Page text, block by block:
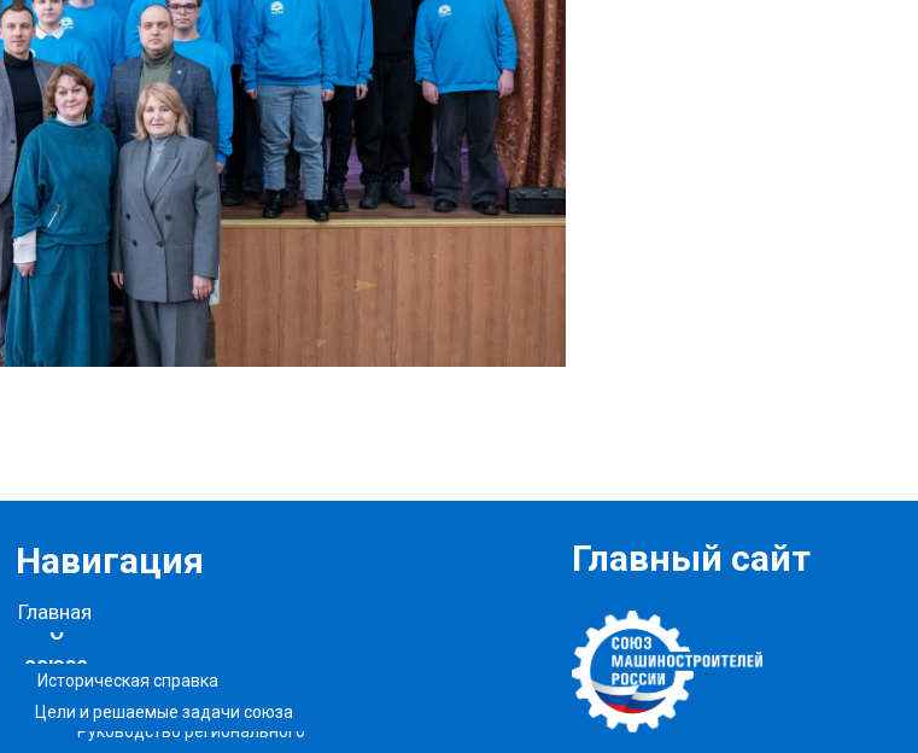
Главный сайт
О
союзе
Навигация
Главная
Историческая справка
Цели и решаемые задачи союза
Руководство регионального